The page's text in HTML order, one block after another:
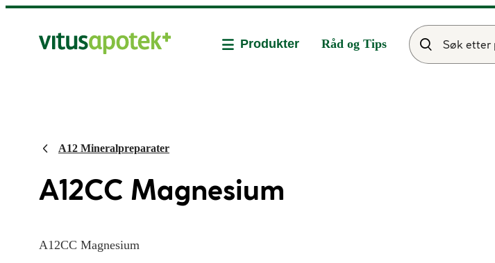
Produkter Råd og Tips
A12 Mineralpreparater
A12CC Magnesium
A12CC Magnesium